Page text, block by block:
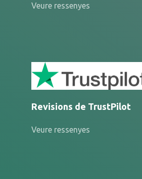
Veure ressenyes
Revisions de TrustPilot
Veure ressenyes